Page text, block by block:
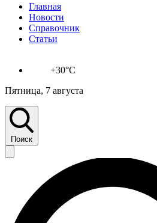
Главная
Новости
Справочник
Статьи
+30°C
Пятница, 7 августа
Поиск